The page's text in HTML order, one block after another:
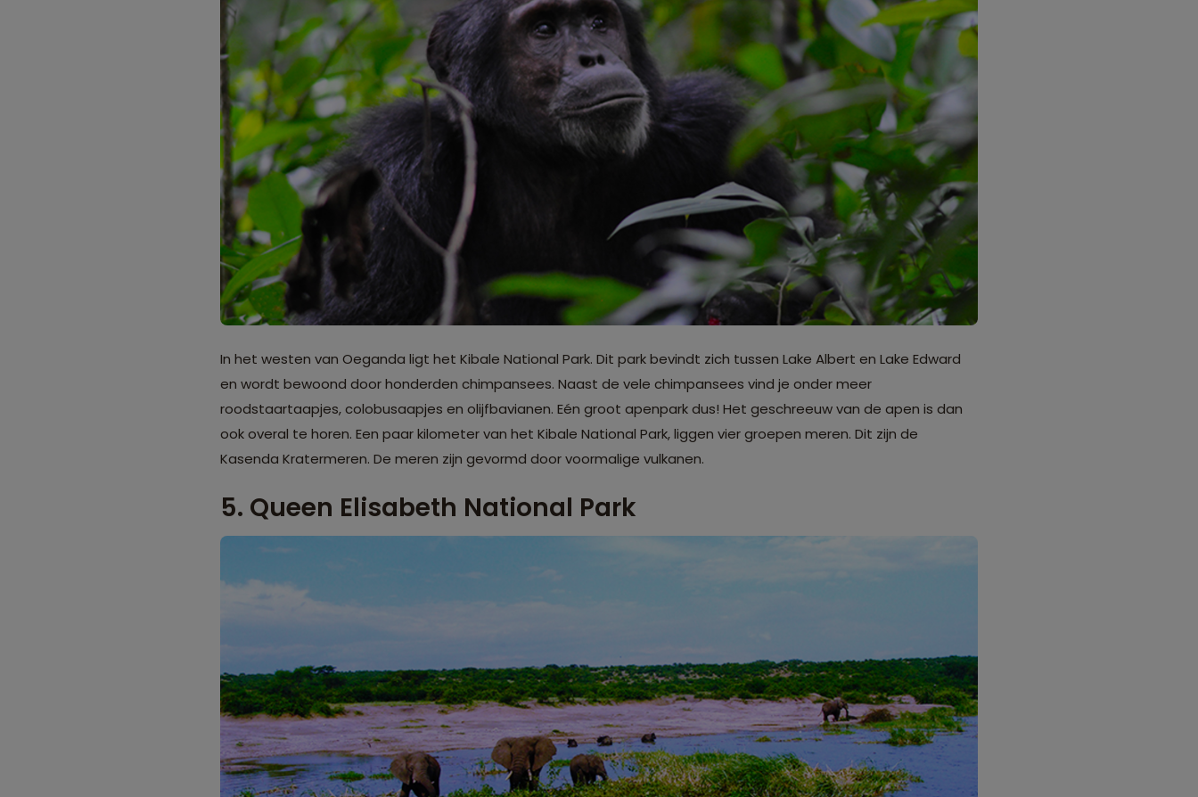
In het westen van Oeganda ligt het Kibale National Park. Dit park bevindt zich tussen Lake Albert en Lake Edward
en wordt bewoond door honderden chimpansees. Naast de vele chimpansees vind je onder meer
roodstaartaapjes, colobusaapjes en olijfbavianen. Eén groot apenpark dus! Het geschreeuw van de apen is dan
ook overal te horen. Een paar kilometer van het Kibale National Park, liggen vier groepen meren. Dit zijn de
Kasenda Kratermeren. De meren zijn gevormd door voormalige vulkanen.
5. Queen Elisabeth National Park